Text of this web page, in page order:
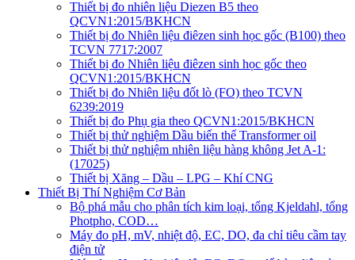
Thiết bị đo nhiên liệu Diezen B5 theo
QCVN1:2015/BKHCN
Thiết bị đo Nhiên liệu điêzen sinh học gốc (B100) theo
TCVN 7717:2007
Thiết bị đo Nhiên liệu điêzen sinh học gốc theo
QCVN1:2015/BKHCN
Thiết bị đo Nhiên liệu đốt lò (FO) theo TCVN
6239:2019
Thiết bị đo Phụ gia theo QCVN1:2015/BKHCN
Thiết bị thử nghiệm Dầu biến thế Transformer oil
Thiết bị thử nghiệm nhiên liệu hàng không Jet A-1:
(17025)
Thiết bị Xăng – Dầu – LPG – Khí CNG
Thiết Bị Thí Nghiệm Cơ Bản
Bộ phá mẫu cho phân tích kim loại, tổng Kjeldahl, tổng
Photpho, COD…
Máy đo pH, mV, nhiệt độ, EC, DO, đa chỉ tiêu cầm tay
điện tử